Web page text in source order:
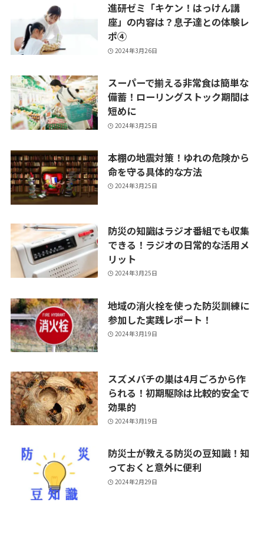
進研ゼミ「キケン！はっけん講
座」の内容は？息子達との体験レ
ポ④
2024年3月26日
スーパーで揃える非常食は簡単な
備蓄！ローリングストック期間は
短めに
2024年3月25日
本棚の地震対策！ゆれの危険から
命を守る具体的な方法
2024年3月25日
防災の知識はラジオ番組でも収集
できる！ラジオの日常的な活用メ
リット
2024年3月25日
地域の消火栓を使った防災訓練に
参加した実践レポート！
2024年3月19日
スズメバチの巣は4月ごろから作
られる！初期駆除は比較的安全で
効果的
2024年3月19日
防災士が教える防災の豆知識！知
っておくと意外に便利
2024年2月29日